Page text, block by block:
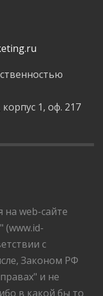
1, оф. 217
web-сайте
с
Законом РФ
и не
в какой бы то